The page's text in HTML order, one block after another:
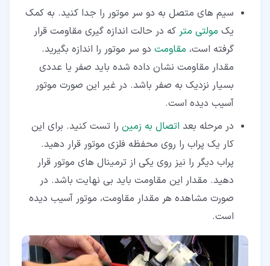
سیم های متصل به دو سر موتور را جدا کنید. به کمک
یک مولتی متر که در حالت اندازه گیری مقاومت قرار
گرفته است، مقاومت دو سر موتور را اندازه بگیرید.
مقدار مقاومت نشان داده شده باید صفر یا عددی
بسیار نزدیک به صفر باشد. در غیر این صورت موتور
آسیب دیده است.
در مرحله بعد اتصال به زمین را تست کنید. برای این
کار یک پراب را روی محفظه فلزی موتور قرار دهید.
پراب دیگر را نیز روی یکی از ترمینال های موتور قرار
دهید. مقدار این مقاومت باید بی نهایت باشد. در
صورت مشاهده هر مقدار مقاومت، موتور آسیب دیده
است.